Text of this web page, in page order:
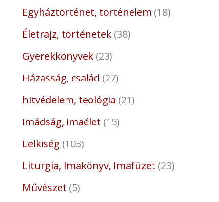
Egyháztörténet, történelem 18
Életrajz, történetek 38
Gyerekkönyvek 23
Házasság, család 27
hitvédelem, teológia 21
imádság, imaélet 15
Lelkiség 103
Liturgia, Imakönyv, Imafüzet 23
Művészet 5